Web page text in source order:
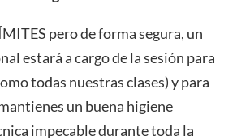
pero de forma segura, un
estará a cargo de la sesión para
todas nuestras clases) y para
un buena higiene
impecable durante toda la